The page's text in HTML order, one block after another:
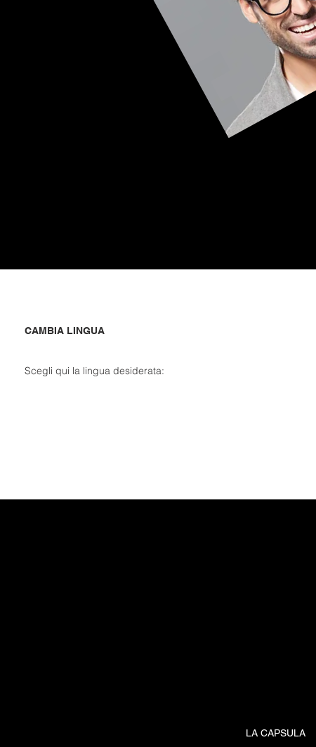
CAMBIA LINGUA
Scegli qui la lingua desiderata:
LA CAPSULA